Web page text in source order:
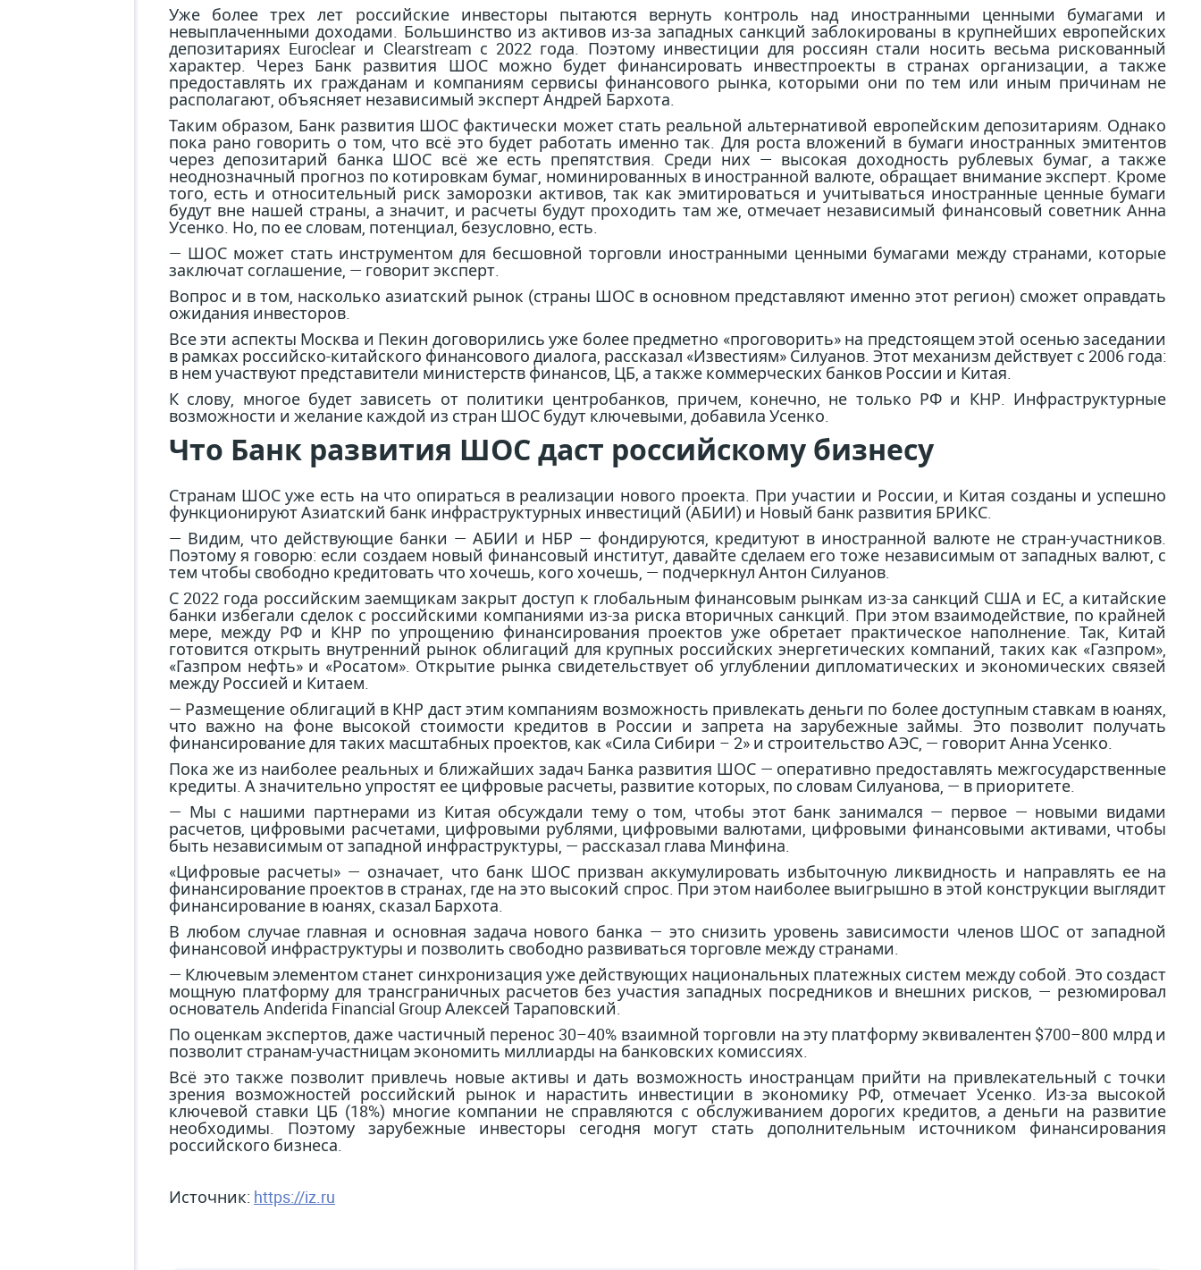
Уже более трех лет российские инвесторы пытаются вернуть контроль над иностранными ценными бумагами и
невыплаченными доходами. Большинство из активов из-за западных санкций заблокированы в крупнейших европейских
депозитариях Euroclear и Clearstream с 2022 года. Поэтому инвестиции для россиян стали носить весьма рискованный
характер. Через Банк развития ШОС можно будет финансировать инвестпроекты в странах организации, а также
предоставлять их гражданам и компаниям сервисы финансового рынка, которыми они по тем или иным причинам не
располагают, объясняет независимый эксперт Андрей Бархота.
Таким образом, Банк развития ШОС фактически может стать реальной альтернативой европейским депозитариям. Однако
пока рано говорить о том, что всё это будет работать именно так. Для роста вложений в бумаги иностранных эмитентов
через депозитарий банка ШОС всё же есть препятствия. Среди них — высокая доходность рублевых бумаг, а также
неоднозначный прогноз по котировкам бумаг, номинированных в иностранной валюте, обращает внимание эксперт. Кроме
того, есть и относительный риск заморозки активов, так как эмитироваться и учитываться иностранные ценные бумаги
будут вне нашей страны, а значит, и расчеты будут проходить там же, отмечает независимый финансовый советник Анна
Усенко. Но, по ее словам, потенциал, безусловно, есть.
— ШОС может стать инструментом для бесшовной торговли иностранными ценными бумагами между странами, которые
заключат соглашение, — говорит эксперт.
Вопрос и в том, насколько азиатский рынок (страны ШОС в основном представляют именно этот регион) сможет оправдать
ожидания инвесторов.
Все эти аспекты Москва и Пекин договорились уже более предметно «проговорить» на предстоящем этой осенью заседании
в рамках российско-китайского финансового диалога, рассказал «Известиям» Силуанов. Этот механизм действует с 2006 года:
в нем участвуют представители министерств финансов, ЦБ, а также коммерческих банков России и Китая.
К слову, многое будет зависеть от политики центробанков, причем, конечно, не только РФ и КНР. Инфраструктурные
возможности и желание каждой из стран ШОС будут ключевыми, добавила Усенко.
Что Банк развития ШОС даст российскому бизнесу
Странам ШОС уже есть на что опираться в реализации нового проекта. При участии и России, и Китая созданы и успешно
функционируют Азиатский банк инфраструктурных инвестиций (АБИИ) и Новый банк развития БРИКС.
— Видим, что действующие банки — АБИИ и НБР — фондируются, кредитуют в иностранной валюте не стран-участников.
Поэтому я говорю: если создаем новый финансовый институт, давайте сделаем его тоже независимым от западных валют, с
тем чтобы свободно кредитовать что хочешь, кого хочешь, — подчеркнул Антон Силуанов.
С 2022 года российским заемщикам закрыт доступ к глобальным финансовым рынкам из-за санкций США и ЕС, а китайские
банки избегали сделок с российскими компаниями из-за риска вторичных санкций. При этом взаимодействие, по крайней
мере, между РФ и КНР по упрощению финансирования проектов уже обретает практическое наполнение. Так, Китай
готовится открыть внутренний рынок облигаций для крупных российских энергетических компаний, таких как «Газпром»,
«Газпром нефть» и «Росатом». Открытие рынка свидетельствует об углублении дипломатических и экономических связей
между Россией и Китаем.
— Размещение облигаций в КНР даст этим компаниям возможность привлекать деньги по более доступным ставкам в юанях,
что важно на фоне высокой стоимости кредитов в России и запрета на зарубежные займы. Это позволит получать
финансирование для таких масштабных проектов, как «Сила Сибири – 2» и строительство АЭС, — говорит Анна Усенко.
Пока же из наиболее реальных и ближайших задач Банка развития ШОС — оперативно предоставлять межгосударственные
кредиты. А значительно упростят ее цифровые расчеты, развитие которых, по словам Силуанова, — в приоритете.
— Мы с нашими партнерами из Китая обсуждали тему о том, чтобы этот банк занимался — первое — новыми видами
расчетов, цифровыми расчетами, цифровыми рублями, цифровыми валютами, цифровыми финансовыми активами, чтобы
быть независимым от западной инфраструктуры, — рассказал глава Минфина.
«Цифровые расчеты» — означает, что банк ШОС призван аккумулировать избыточную ликвидность и направлять ее на
финансирование проектов в странах, где на это высокий спрос. При этом наиболее выигрышно в этой конструкции выглядит
финансирование в юанях, сказал Бархота.
В любом случае главная и основная задача нового банка — это снизить уровень зависимости членов ШОС от западной
финансовой инфраструктуры и позволить свободно развиваться торговле между странами.
— Ключевым элементом станет синхронизация уже действующих национальных платежных систем между собой. Это создаст
мощную платформу для трансграничных расчетов без участия западных посредников и внешних рисков, — резюмировал
основатель Anderida Financial Group Алексей Тараповский.
По оценкам экспертов, даже частичный перенос 30–40% взаимной торговли на эту платформу эквивалентен $700–800 млрд и
позволит странам-участницам экономить миллиарды на банковских комиссиях.
Всё это также позволит привлечь новые активы и дать возможность иностранцам прийти на привлекательный с точки
зрения возможностей российский рынок и нарастить инвестиции в экономику РФ, отмечает Усенко. Из-за высокой
ключевой ставки ЦБ (18%) многие компании не справляются с обслуживанием дорогих кредитов, а деньги на развитие
необходимы. Поэтому зарубежные инвесторы сегодня могут стать дополнительным источником финансирования
российского бизнеса.
Источник: https://iz.ru